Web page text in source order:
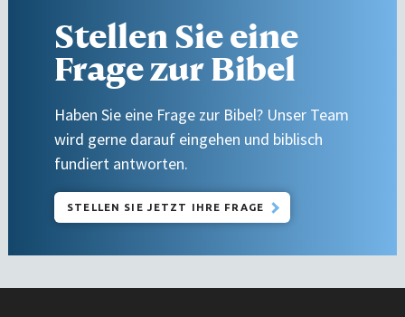
Stellen Sie eine
Frage zur Bibel
Haben Sie eine Frage zur Bibel? Unser Team
wird gerne darauf eingehen und biblisch
fundiert antworten.
STELLEN SIE JETZT IHRE FRAGE